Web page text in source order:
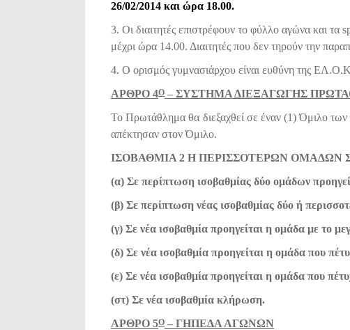
26/02/2014 και ώρα 18.00.
3. Οι διαιτητές επιστρέφουν το φύλλο αγώνα και τα
μέχρι ώρα 14.00. Διαιτητές που δεν τηρούν την
4. Ο ορισμός γυμνασιάρχου είναι ευθύνη της
ΑΡΘΡΟ 4Ο – ΣΥΣΤΗΜΑ ΔΙΕΞΑΓΩΓΗΣ
Το Πρωτάθλημα θα διεξαχθεί σε έναν (1) Όμιλο
απέκτησαν στον Όμιλο.
ΙΣΟΒΑΘΜΙΑ 2 Η ΠΕΡΙΣΣΟΤΕΡΩΝ ΟΜΑΔΩΝ
(α) Σε περίπτωση ισοβαθμίας δύο ομάδων
(β) Σε περίπτωση νέας ισοβαθμίας δύο ή
(γ) Σε νέα ισοβαθμία προηγείται η ομάδα με το
(δ) Σε νέα ισοβαθμία προηγείται η ομάδα που
(ε) Σε νέα ισοβαθμία προηγείται η ομάδα που
(στ) Σε νέα ισοβαθμία κλήρωση.
ΑΡΘΡΟ 5Ο – ΓΗΠΕΔΑ ΑΓΩΝΩΝ